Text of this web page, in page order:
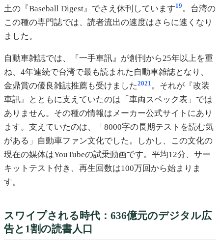
土の『Baseball Digest』でさえ休刊しています19 。台湾の
この種の専門誌では、読者流出の速度はさらに速くなり
ました。
自動車雑誌では、『一手車訊』が創刊から25年以上を重
ね、4年連続で台湾で最も読まれた自動車雑誌となり、
金鼎賞の優良雑誌推薦も受けました2021 。それが『改装
車訊』とともに支えていたのは「車両スペック表」では
ありません。その種の情報はメーカー公式サイトにあり
ます。支えていたのは、「8000字の長期テストを読む気
がある」自動車ファン文化でした。しかし、この文化の
現在の媒体はYouTubeの試乗動画です。平均12分、サー
キットテスト付き、再生回数は100万回から始まりま
す。
スワイプされる時代：636億元のデジタル広
告と1割の読書人口